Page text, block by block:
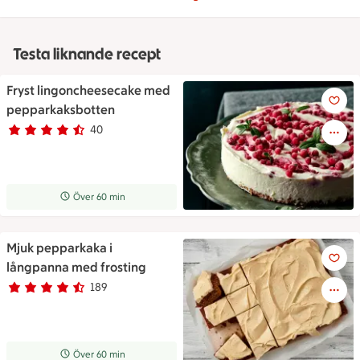
Testa liknande recept
Fryst lingoncheesecake med
pepparkaksbotten
Betyg 4.5 av 5. 40
40 personer har röstat
Receptet tar Över 60 min att tillaga
Över 60 min
Fryst lingoncheesecake med
Mjuk pepparkaka i
långpanna med frosting
Betyg 4.5 av 5. 189
189 personer har röstat
Receptet tar Över 60 min att tillaga
Över 60 min
Mjuk pepparkaka i